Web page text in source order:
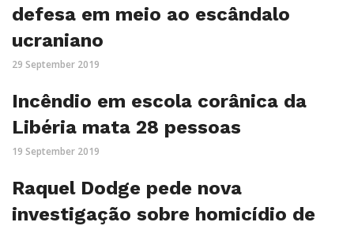
defesa em meio ao escândalo
ucraniano
29 September 2019
Incêndio em escola corânica da
Libéria mata 28 pessoas
19 September 2019
Raquel Dodge pede nova
investigação sobre homicídio de